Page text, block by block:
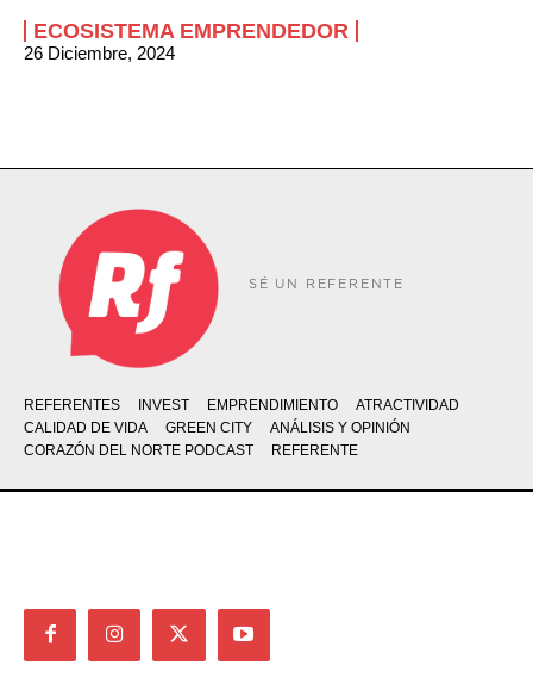
ECOSISTEMA EMPRENDEDOR
26 Diciembre, 2024
SÉ UN REFERENTE
REFERENTES INVEST EMPRENDIMIENTO
ATRACTIVIDAD
CALIDAD DE VIDA
GREEN CITY
ANÁLISIS Y OPINIÓN
CORAZÓN DEL NORTE PODCAST
REFERENTE